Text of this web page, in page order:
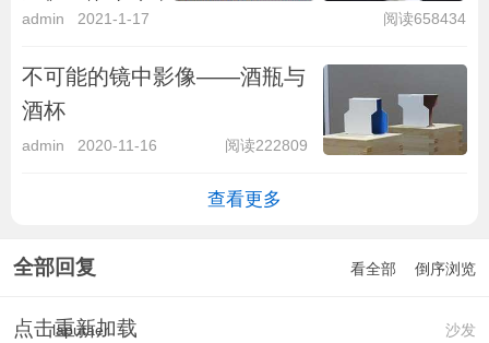
admin 2021-1-17 阅读658434
不可能的镜中影像——酒瓶与
酒杯
admin 2020-11-16 阅读222809
查看更多
全部回复 看全部 倒序浏览
点击重新加载 沙发
laputaer